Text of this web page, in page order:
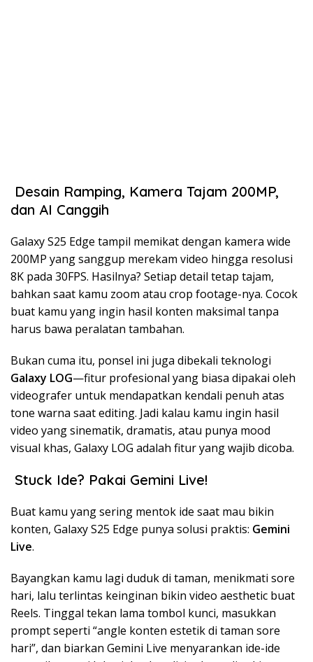
Desain Ramping, Kamera Tajam 200MP,
dan AI Canggih
Galaxy S25 Edge tampil memikat dengan kamera wide
200MP yang sanggup merekam video hingga resolusi
8K pada 30FPS. Hasilnya? Setiap detail tetap tajam,
bahkan saat kamu zoom atau crop footage-nya. Cocok
buat kamu yang ingin hasil konten maksimal tanpa
harus bawa peralatan tambahan.
Bukan cuma itu, ponsel ini juga dibekali teknologi
Galaxy LOG—fitur profesional yang biasa dipakai oleh
videografer untuk mendapatkan kendali penuh atas
tone warna saat editing. Jadi kalau kamu ingin hasil
video yang sinematik, dramatis, atau punya mood
visual khas, Galaxy LOG adalah fitur yang wajib dicoba.
Stuck Ide? Pakai Gemini Live!
Buat kamu yang sering mentok ide saat mau bikin
konten, Galaxy S25 Edge punya solusi praktis: Gemini
Live.
Bayangkan kamu lagi duduk di taman, menikmati sore
hari, lalu terlintas keinginan bikin video aesthetic buat
Reels. Tinggal tekan lama tombol kunci, masukkan
prompt seperti “angle konten estetik di taman sore
hari”, dan biarkan Gemini Live menyarankan ide-ide